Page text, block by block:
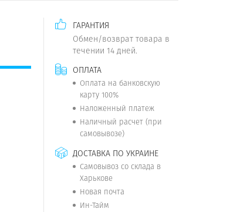
ГАРАНТИЯ
Обмен/возврат товара в
течении 14 дней.
ОПЛАТА
Оплата на банковскую
карту 100%
Наложенный платеж
Наличный расчет (при
самовывозе)
ДОСТАВКА ПО УКРАИНЕ
Самовывоз со склада в
Харькове
Новая почта
Ин-Тайм